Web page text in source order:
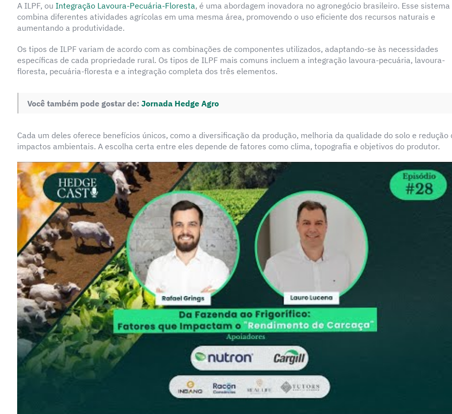
A ILPF, ou Integração Lavoura-Pecuária-Floresta, é uma abordagem inovadora no agronegócio brasileiro. Esse sistema
combina diferentes atividades agrícolas em uma mesma área, promovendo o uso eficiente dos recursos naturais e
aumentando a produtividade.
Os tipos de ILPF variam de acordo com as combinações de componentes utilizados, adaptando-se às necessidades
específicas de cada propriedade rural. Os tipos de ILPF mais comuns incluem a integração lavoura-pecuária, lavoura-
floresta, pecuária-floresta e a integração completa dos três elementos.
Você também pode gostar de: Jornada Hedge Agro
Cada um deles oferece benefícios únicos, como a diversificação da produção, melhoria da qualidade do solo e redução
impactos ambientais. A escolha certa entre eles depende de fatores como clima, topografia e objetivos do produtor.